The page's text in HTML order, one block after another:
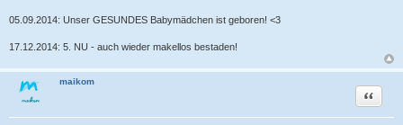
05.09.2014: Unser GESUNDES Babymädchen ist geboren! <3
17.12.2014: 5. NU - auch wieder makellos bestaden!
maikom
Zitat